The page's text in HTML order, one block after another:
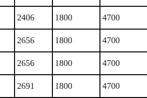
2406 1800 4700
2656 1800 4700
2656 1800 4700
2691 1800 4700